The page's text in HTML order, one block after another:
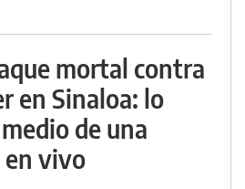
mortal contra
en Sinaloa: lo
de una
vivo